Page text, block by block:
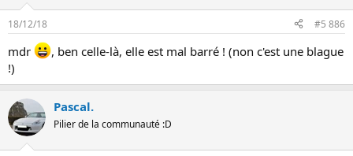
18/12/18 #5 886
mdr
, ben celle-là, elle est mal barré ! (non c'est une blague
!)
Pascal.
Pilier de la communauté :D